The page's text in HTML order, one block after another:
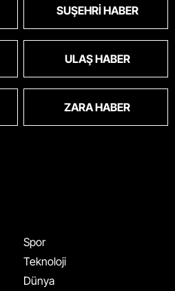
SUŞEHRI HABER
ULAŞ HABER
ZARA HABER
Spor
Teknoloji
Dünya